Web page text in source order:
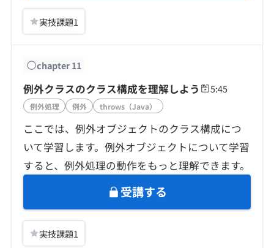
実技課題1
chapter11
例外クラスのクラス構成を理解しよう 5:45
例外処理 例外 throws（Java）
ここでは、例外オブジェクトのクラス構成につ
いて学習します。例外オブジェクトについて学習
すると、例外処理の動作をもっと理解できます。
受講する
実技課題1